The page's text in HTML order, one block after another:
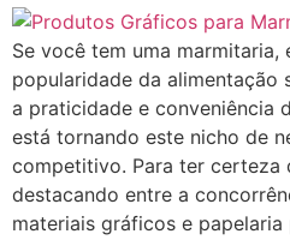
Se você tem uma
popularidade da alimentação
a praticidade e conveniência
está tornando este nicho de
competitivo. Para ter certeza
destacando entre a
materiais gráficos e